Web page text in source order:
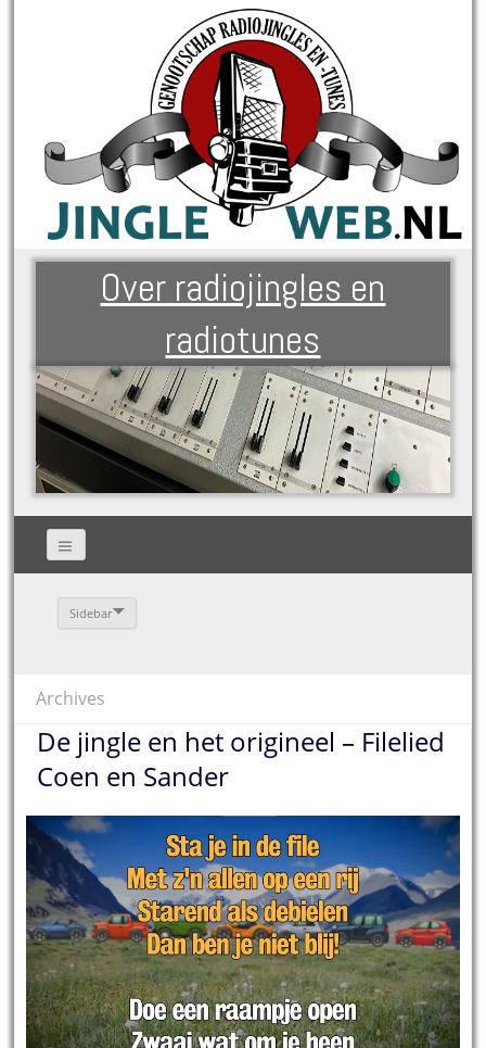
Over radiojingles en
radiotunes
Sidebar
Archives
De jingle en het origineel – Filelied
Coen en Sander